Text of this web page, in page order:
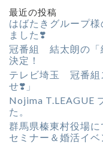
最近の投稿
はばたきグループ
ました❣️
冠番組 結太朗の「
決定！
テレビ埼玉 冠番組
せ❣️」
Nojima T.LEAGUE
た。
群馬県榛東村役場
セミナー＆婚活イベ